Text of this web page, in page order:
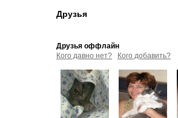
Друзья
Друзья оффлайн
Кого давно нет?
Кого добавить?